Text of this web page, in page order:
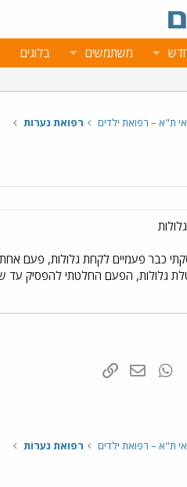
משתמשים בלוגים
ת"א – רפואת ילדים רפואת נערות
כבר פעמיים לקחת גלולות, פעם
גלולות, הפעם החלטתי להפסיק עד
Tumblr
WhatsAppדואר אלקטרוני
ת"א – רפואת ילדים רפואת נערות